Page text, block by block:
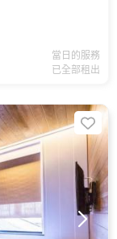
當日的服務
已全部租出